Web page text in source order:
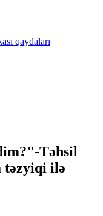
qaydaları
Təhsil
təzyiqi ilə